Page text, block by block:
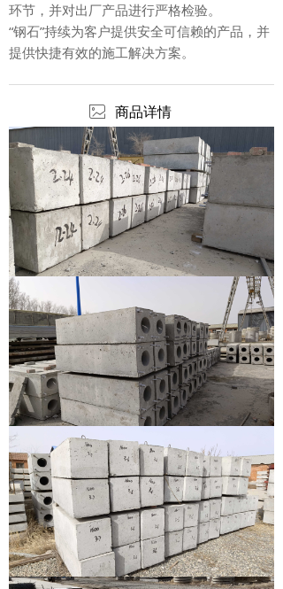
环节，并对出厂产品进行严格检验。
“钢石”持续为客户提供安全可信赖的产品，并
提供快捷有效的施工解决方案。
商品详情
ꂈ